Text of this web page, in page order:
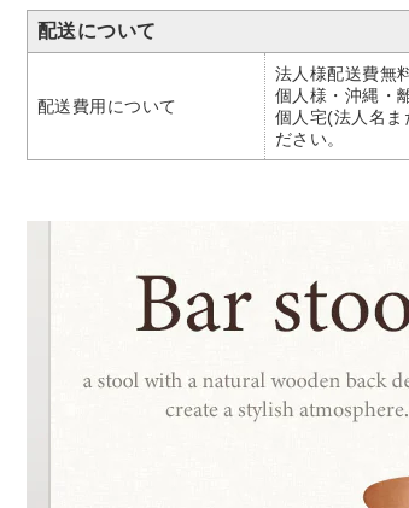
配送について
配送費用について
法人様配送費無
個人様・沖縄・
個人宅(法人名ま
ださい。